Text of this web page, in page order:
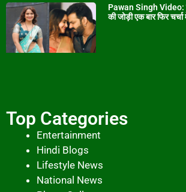
Pawan Singh Video:
की जोड़ी एक बार फिर
Top Categories
Entertainment
Hindi Blogs
Lifestyle News
National News